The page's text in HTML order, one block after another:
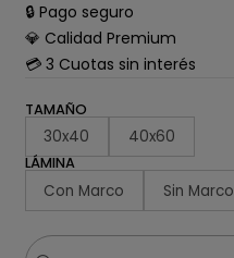
🔒 Pago seguro
💎 Calidad Premium
💳 3 Cuotas sin interés
TAMAÑO
30x40 40x60
LÁMINA
Con Marco Sin Marco